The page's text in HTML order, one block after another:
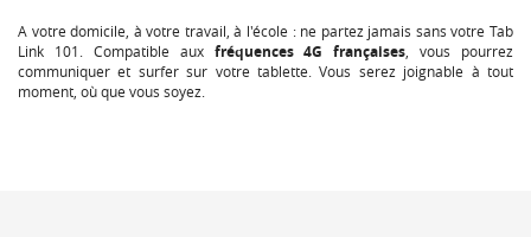
A votre domicile, à votre travail, à l'école : ne partez jamais sans votre Tab
Link 101. Compatible aux fréquences 4G françaises , vous pourrez
communiquer et surfer sur votre tablette. Vous serez joignable à tout
moment, où que vous soyez.